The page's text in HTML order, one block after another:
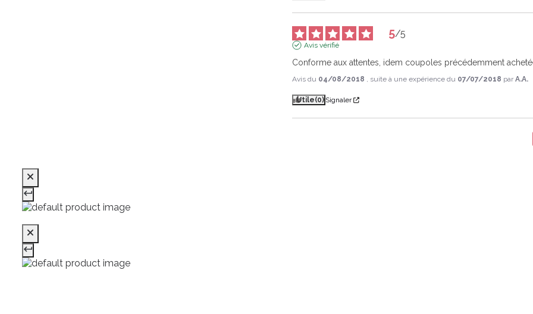
5/5
Avis vérifié
Conforme aux attentes, idem coupoles précédemment
Avis du 04/08/2018 , suite à une expérience du 07/07/2018 parA.A.
Utile(0) Signaler